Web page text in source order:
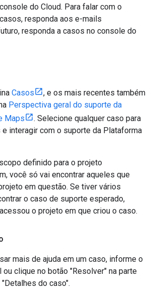
do Cloud. Para falar com o
responda aos e-mails
responda a casos no console do
Casos
, e os mais recentes também
Perspectiva geral do suporte da
Maps
. Selecione qualquer caso para
interagir com o suporte da Plataforma
definido para o projeto
você só vai encontrar aqueles que
em questão. Se tiver vários
o caso de suporte esperado,
o projeto em que criou o caso.
mais de ajuda em um caso, informe o
clique no botão "Resolver" na parte
do caso".